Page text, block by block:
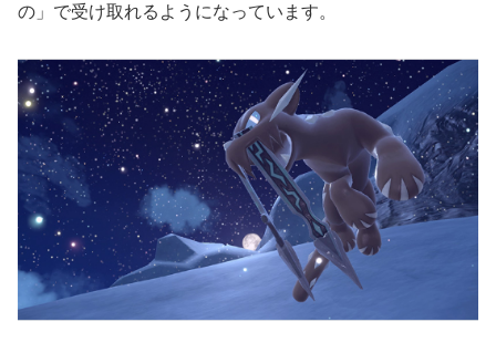
の」で受け取れるようになっています。